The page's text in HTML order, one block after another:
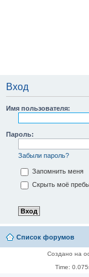
Вход
Имя пользователя:
Пароль:
Забыли пароль?
Запомнить меня
Скрыть моё
Список форумов
Создано на
Time: